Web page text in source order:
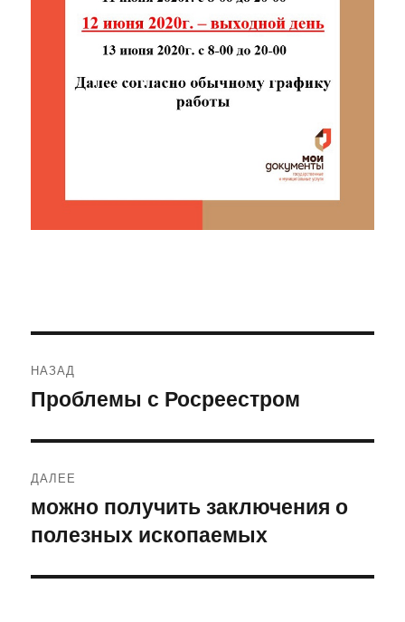
по
НАЗАД
Предыдущая
Проблемы с Росреестром
ДАЛЕЕ
Следующая
запись:
можно получить заключения о
полезных ископаемых